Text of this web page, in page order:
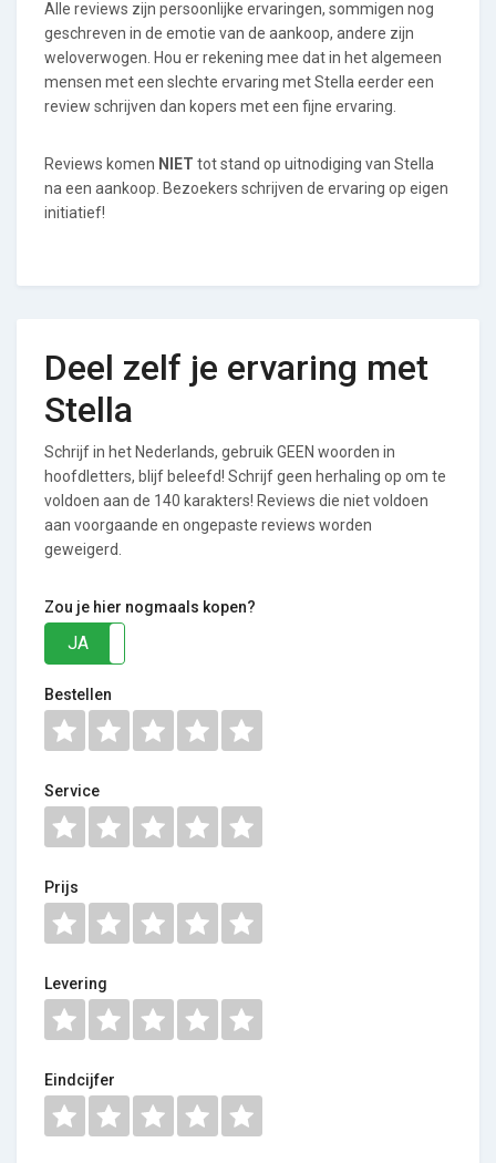
Alle reviews zijn persoonlijke ervaringen, sommigen nog
geschreven in de emotie van de aankoop, andere zijn
weloverwogen. Hou er rekening mee dat in het algemeen
mensen met een slechte ervaring met Stella eerder een
review schrijven dan kopers met een fijne ervaring.
Reviews komen NIET tot stand op uitnodiging van Stella
na een aankoop. Bezoekers schrijven de ervaring op eigen
initiatief!
Deel zelf je ervaring met
Stella
Schrijf in het Nederlands, gebruik GEEN woorden in
hoofdletters, blijf beleefd! Schrijf geen herhaling op om te
voldoen aan de 140 karakters! Reviews die niet voldoen
aan voorgaande en ongepaste reviews worden
geweigerd.
Zou je hier nogmaals kopen?
JA
Bestellen
Service
Prijs
Levering
Eindcijfer